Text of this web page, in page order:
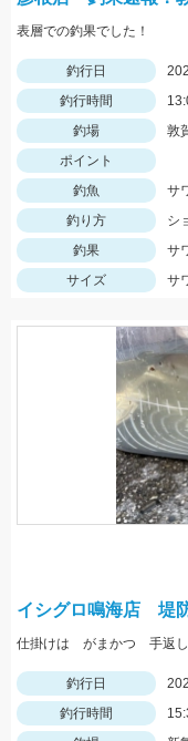
表層での釣果でした！
釣行日
釣行時間
釣場
敦
ポイント
釣魚
サ
釣り方
シ
釣果
サ
サイズ
サ
イシグロ鳴海店 堤
仕掛けは がまかつ 手返し
釣行日
釣行時間